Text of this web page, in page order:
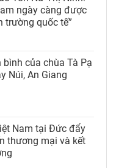
ngày càng được
trường quốc tế”
bình của chùa Tà Pạ
Núi, An Giang
Nam tại Đức đẩy
thương mại và kết